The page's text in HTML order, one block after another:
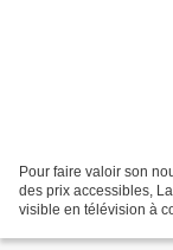
Pour faire valoir son
des prix accessibles,
visible en télévision à